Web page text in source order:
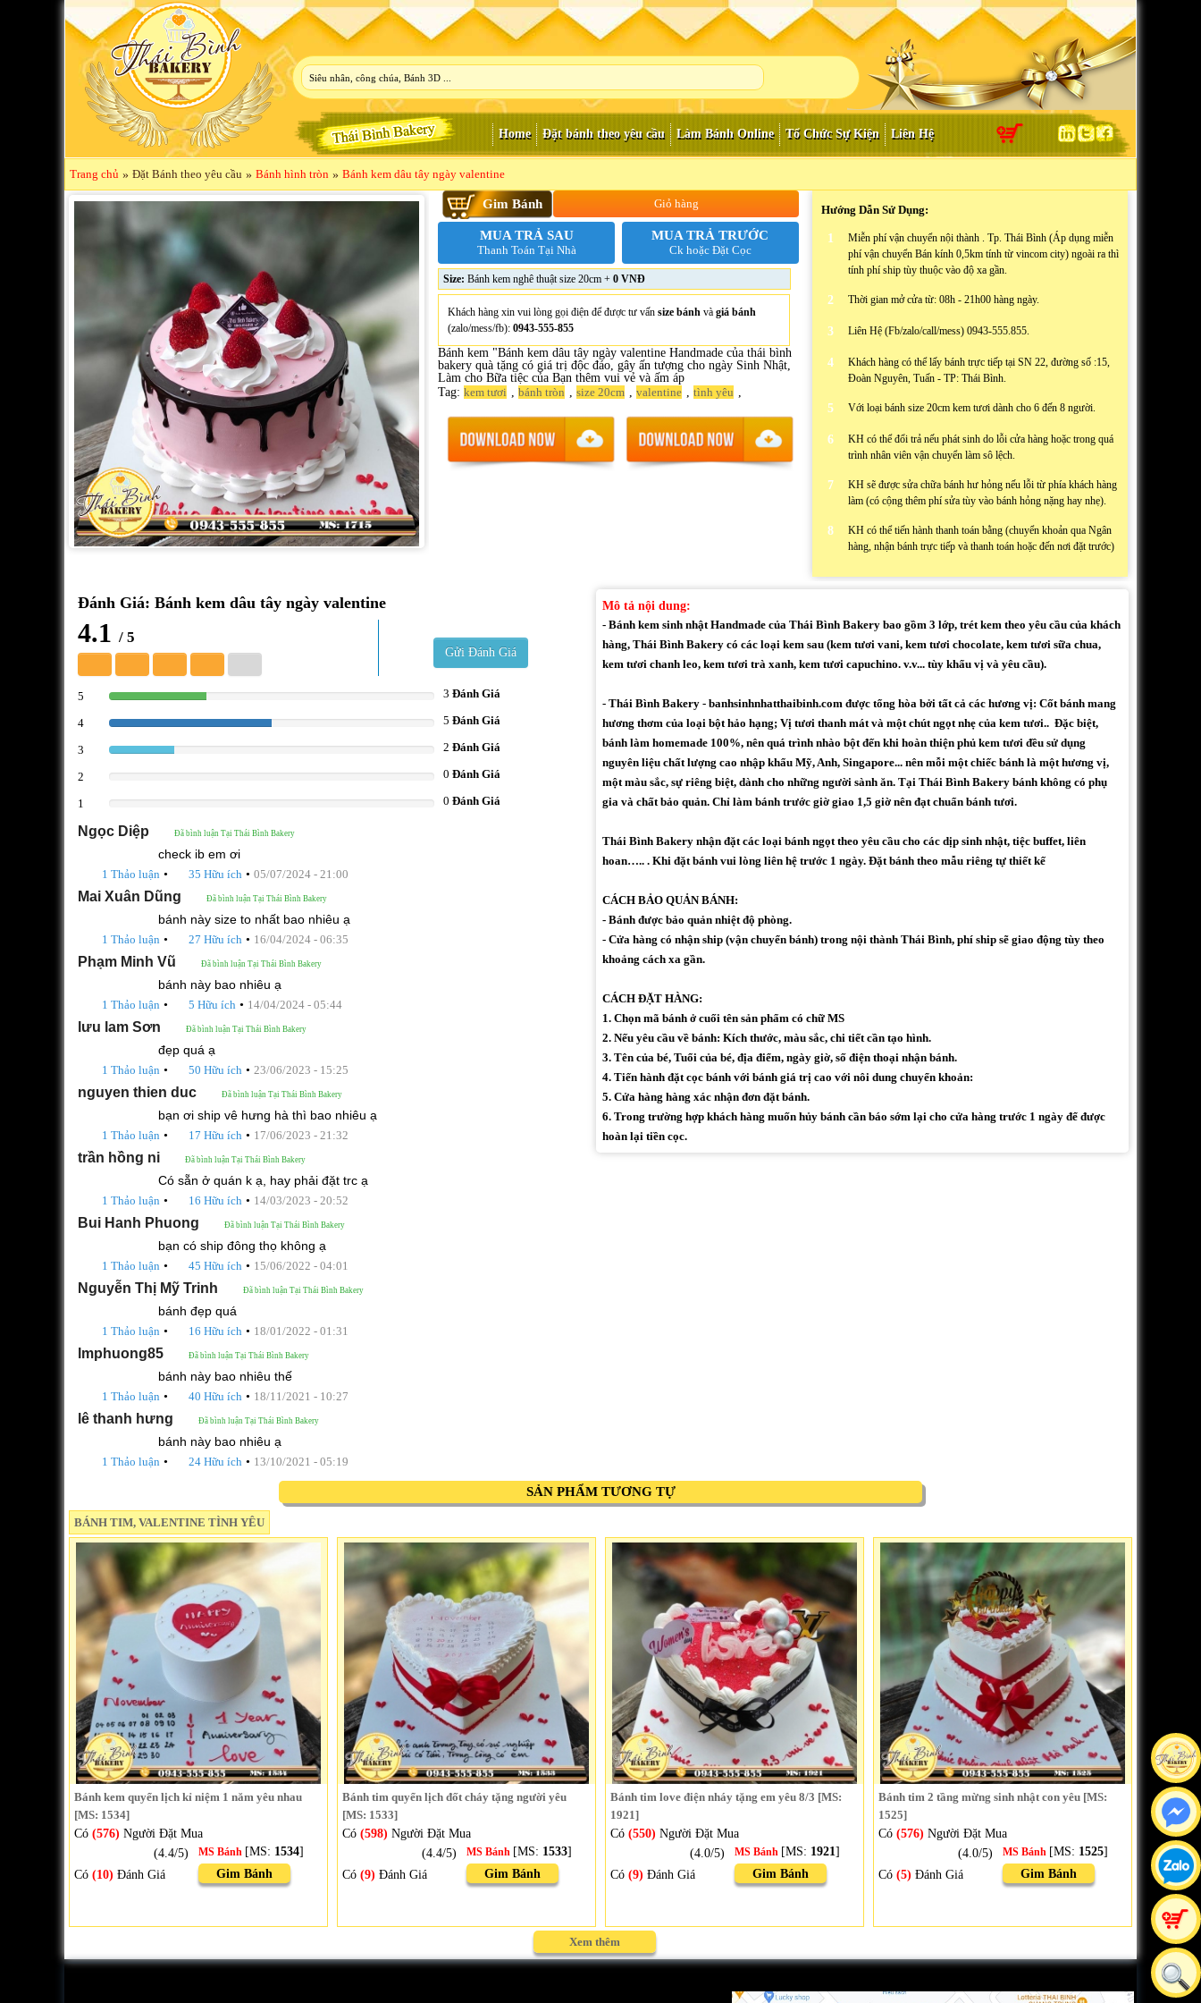
Home Đặt bánh theo yêu cầu Làm Bánh Online Tổ Chức Sự Kiện Liên Hệ
Trang chủ » Đặt Bánh theo yêu cầu » Bánh hình tròn » Bánh kem dâu tây ngày valentine
Gim Bánh Giỏ hàng
MUA TRẢ SAU
Thanh Toán Tại Nhà
MUA TRẢ TRƯỚC
Ck hoặc Đặt Cọc
Size: Bánh kem nghê thuật size 20cm + 0 VNĐ
Khách hàng xin vui lòng gọi điện để được tư vấn size bánh và giá bánh
(zalo/mess/fb): 0943-555-855
Bánh kem "Bánh kem dâu tây ngày valentine Handmade của thái bình
bakery quà tặng có giá trị độc đáo, gây ấn tượng cho ngày Sinh Nhật,
Làm cho Bữa tiệc của Bạn thêm vui vẻ và ấm áp
Tag: kem tươi bánh tròn size 20cm valentine tình yêu
Hướng Dẫn Sử Dụng:
1
Miễn phí vận chuyển nội thành . Tp. Thái Bình (Áp dụng miễn
phí vận chuyển Bán kính 0,5km tính từ vincom city) ngoài ra thì
tính phí ship tùy thuộc vào độ xa gần.
2 Thời gian mở cửa từ: 08h - 21h00 hàng ngày.
3 Liên Hệ (Fb/zalo/call/mess) 0943-555.855.
4
Khách hàng có thể lấy bánh trực tiếp tại SN 22, đường số :15,
Đoàn Nguyên, Tuấn - TP: Thái Bình.
5 Với loại bánh size 20cm kem tươi dành cho 6 đến 8 người.
6
KH có thể đổi trả nếu phát sinh do lỗi cửa hàng hoặc trong quá
trình nhân viên vận chuyển làm sô lệch.
7
KH sẽ được sửa chữa bánh hư hỏng nếu lỗi từ phía khách hàng
làm (có cộng thêm phí sửa tùy vào bánh hỏng nặng hay nhẹ).
8
KH có thể tiến hành thanh toán bằng (chuyển khoản qua Ngân
hàng, nhận bánh trực tiếp và thanh toán hoặc đến nơi đặt trước)
Đánh Giá: Bánh kem dâu tây ngày valentine
4.1 / 5
Gửi Đánh Giá
5 30% 3 Đánh Giá
4 50% 5 Đánh Giá
3 20% 2 Đánh Giá
2 0 Đánh Giá
1 0 Đánh Giá
Ngọc Diệp Đã bình luận Tại Thái Bình Bakery
check ib em ơi
1 Thảo luận • 35 Hữu ích • 05/07/2024 - 21:00
Mai Xuân Dũng Đã bình luận Tại Thái Bình Bakery
bánh này size to nhất bao nhiêu ạ
1 Thảo luận • 27 Hữu ích • 16/04/2024 - 06:35
Phạm Minh Vũ Đã bình luận Tại Thái Bình Bakery
bánh này bao nhiêu ạ
1 Thảo luận • 5 Hữu ích • 14/04/2024 - 05:44
lưu lam Sơn Đã bình luận Tại Thái Bình Bakery
đẹp quá ạ
1 Thảo luận • 50 Hữu ích • 23/06/2023 - 15:25
nguyen thien duc Đã bình luận Tại Thái Bình Bakery
bạn ơi ship vê hưng hà thì bao nhiêu ạ
1 Thảo luận • 17 Hữu ích • 17/06/2023 - 21:32
trần hồng ni Đã bình luận Tại Thái Bình Bakery
Có sẵn ở quán k ạ, hay phải đặt trc ạ
1 Thảo luận • 16 Hữu ích • 14/03/2023 - 20:52
Bui Hanh Phuong Đã bình luận Tại Thái Bình Bakery
bạn có ship đông thọ không ạ
1 Thảo luận • 45 Hữu ích • 15/06/2022 - 04:01
Nguyễn Thị Mỹ Trinh Đã bình luận Tại Thái Bình Bakery
bánh đẹp quá
1 Thảo luận • 16 Hữu ích • 18/01/2022 - 01:31
lmphuong85 Đã bình luận Tại Thái Bình Bakery
bánh này bao nhiêu thế
1 Thảo luận • 40 Hữu ích • 18/11/2021 - 10:27
lê thanh hưng Đã bình luận Tại Thái Bình Bakery
bánh này bao nhiêu ạ
1 Thảo luận • 24 Hữu ích • 13/10/2021 - 05:19
Mô tả nội dung:
- Bánh kem sinh nhật Handmade của Thái Bình Bakery bao gồm 3 lớp, trét kem theo yêu cầu của khách
hàng, Thái Bình Bakery có các loại kem sau (kem tươi vani, kem tươi chocolate, kem tươi sữa chua,
kem tươi chanh leo, kem tươi trà xanh, kem tươi capuchino. v.v... tùy khẩu vị và yêu cầu).
- Thái Bình Bakery - banhsinhnhatthaibinh.com được tổng hòa bởi tất cả các hương vị: Cốt bánh mang
hương thơm của loại bột hảo hạng; Vị tươi thanh mát và một chút ngọt nhẹ của kem tươi.. Đặc biệt,
bánh làm homemade 100%, nên quá trình nhào bột đến khi hoàn thiện phủ kem tươi đều sử dụng
nguyên liệu chất lượng cao nhập khẩu Mỹ, Anh, Singapore... nên mỗi một chiếc bánh là một hương vị,
một màu sắc, sự riêng biệt, dành cho những người sành ăn. Tại Thái Bình Bakery bánh không có phụ
gia và chất bảo quản. Chỉ làm bánh trước giờ giao 1,5 giờ nên đạt chuẩn bánh tươi.
Thái Bình Bakery nhận đặt các loại bánh ngọt theo yêu cầu cho các dịp sinh nhật, tiệc buffet, liên
hoan….. . Khi đặt bánh vui lòng liên hệ trước 1 ngày. Đặt bánh theo mẫu riêng tự thiết kế
CÁCH BẢO QUẢN BÁNH:
- Bánh được bảo quản nhiệt độ phòng.
- Cửa hàng có nhận ship (vận chuyển bánh) trong nội thành Thái Bình, phí ship sẽ giao động tùy theo
khoảng cách xa gần.
CÁCH ĐẶT HÀNG:
1. Chọn mã bánh ở cuối tên sản phẩm có chữ MS
2. Nếu yêu cầu về bánh: Kích thước, màu sắc, chi tiết cần tạo hình.
3. Tên của bé, Tuổi của bé, địa điểm, ngày giờ, số điện thoại nhận bánh.
4. Tiến hành đặt cọc bánh với bánh giá trị cao với nôi dung chuyển khoản:
5. Cửa hàng hàng xác nhận đơn đặt bánh.
6. Trong trường hợp khách hàng muốn hủy bánh cần báo sớm lại cho cửa hàng trước 1 ngày để được
hoàn lại tiền cọc.
SẢN PHẨM TƯƠNG TỰ
BÁNH TIM, VALENTINE TÌNH YÊU
Bánh kem quyển lịch kỉ niệm 1 năm yêu nhau
[MS: 1534]
Có (576) Người Đặt Mua
(4.4/5)
Có (10) Đánh Giá
MS Bánh [MS: 1534]
Gim Bánh
Bánh tim quyển lịch đốt cháy tặng người yêu
[MS: 1533]
Có (598) Người Đặt Mua
(4.4/5)
Có (9) Đánh Giá
MS Bánh [MS: 1533]
Gim Bánh
Bánh tim love điện nháy tặng em yêu 8/3 [MS:
1921]
Có (550) Người Đặt Mua
(4.0/5)
Có (9) Đánh Giá
MS Bánh [MS: 1921]
Gim Bánh
Bánh tim 2 tầng mừng sinh nhật con yêu [MS:
1525]
Có (576) Người Đặt Mua
(4.0/5)
Có (5) Đánh Giá
MS Bánh [MS: 1525]
Gim Bánh
Xem thêm